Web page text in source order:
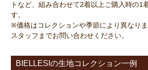
トなど、組み合わせて2着以上ご購入時の1
す。
※価格はコレクションや季節により異なり
スタッフまでお問い合わせください。
BIELLESIの生地コレクション一例